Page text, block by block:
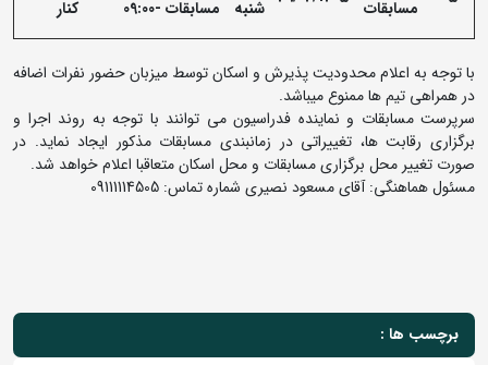
مسابقات شنبه مسابقات -09:00 کنار
با توجه به اعلام محدودیت پذیرش و اسکان توسط میزبان حضور نفرات اضافه
در همراهی تیم ها ممنوع میباشد.
سرپرست مسابقات و نماینده فدراسیون می توانند با توجه به روند اجرا و
برگزاری رقابت ها، تغییراتی در زمانبندی مسابقات مذکور ایجاد نماید. در
صورت تغییر محل برگزاری مسابقات و محل اسکان متعاقبا اعلام خواهد شد.
مسئول هماهنگی: آقای مسعود نصیری شماره تماس: 09111114505
برچسب ها :